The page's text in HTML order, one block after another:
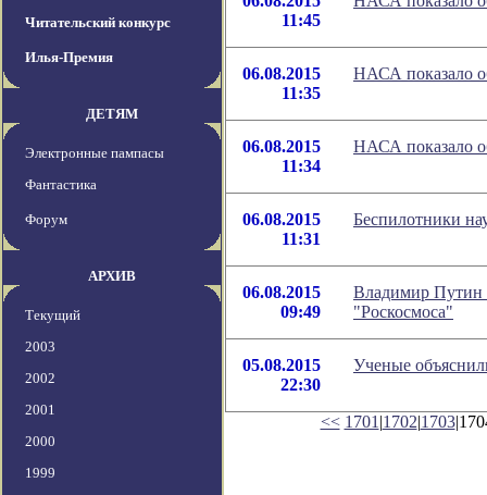
Читательский конкурс
Илья-Премия
ДЕТЯМ
Электронные пампасы
Фантастика
Форум
АРХИВ
Текущий
2003
2002
2001
2000
1999
11:45
06.08.2015
11:35
НАСА показало
06.08.2015
11:34
НАСА показало
06.08.2015
11:31
Беспилотники
06.08.2015
09:49
Владимир Путин
"Роскосмоса"
05.08.2015
22:30
Ученые
<< 1701 |1702|1703